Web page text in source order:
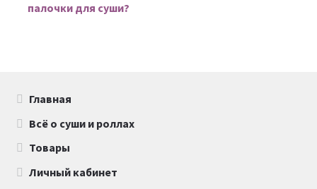
палочки для суши?
Главная
Всё о суши и роллах
Товары
Личный кабинет